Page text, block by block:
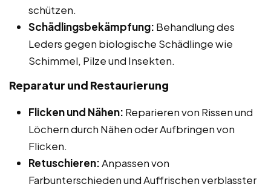
schützen.
Schädlingsbekämpfung: Behandlung des
Leders gegen biologische Schädlinge wie
Schimmel, Pilze und Insekten.
Reparatur und Restaurierung
Flicken und Nähen: Reparieren von Rissen und
Löchern durch Nähen oder Aufbringen von
Flicken.
Retuschieren:Anpassen von
Farbunterschieden und Auffrischen verblasster